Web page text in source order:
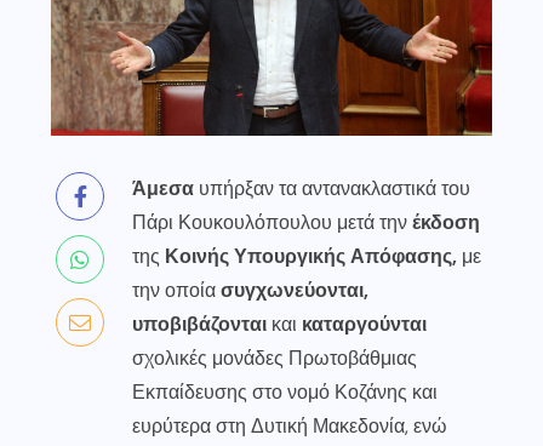
Άμεσα υπήρξαν τα αντανακλαστικά του
Πάρι Κουκουλόπουλου μετά τηνέκδοση
της Κοινής Υπουργικής Απόφασης, με
την οποίασυγχωνεύονται,
υποβιβάζονται και καταργούνται
σχολικές μονάδες Πρωτοβάθμιας
Εκπαίδευσης στο νομό Κοζάνης και
ευρύτερα στη Δυτική Μακεδονία, ενώ